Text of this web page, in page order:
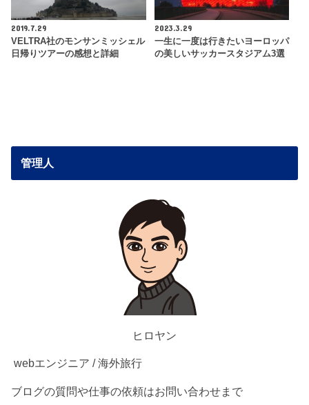
2019.7.29
VELTRA社のモンサンミッシェル
日帰りツアーの感想と詳細
2023.3.29
一生に一度は行きたいヨーロッパ
の美しいサッカースタジアム3選
管理人
ヒロヤン
webエンジニア / 海外旅行
ブログの質問や仕事の依頼はお問い合わせまで